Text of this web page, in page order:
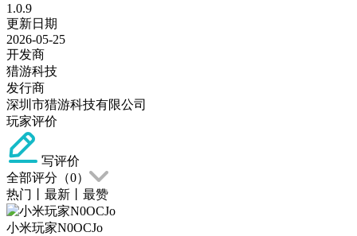
1.0.9
更新日期
2026-05-25
开发商
猎游科技
发行商
深圳市猎游科技有限公司
玩家评价
写评价
全部评分（0）
热门
最新 最赞
小米玩家N0OCJo